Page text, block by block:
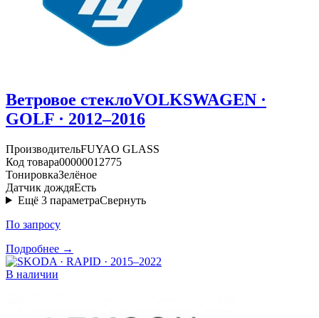
Ветровое стеклоVOLKSWAGEN ·
GOLF · 2012–2016
ПроизводительFUYAO GLASS
Код товара00000012775
ТонировкаЗелёное
Датчик дождяЕсть
Ещё 3 параметраСвернуть
По запросу
Подробнее →
В наличии